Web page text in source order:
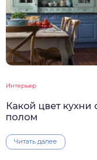
Интерьер
Какой цвет кухни
полом
Читать далее